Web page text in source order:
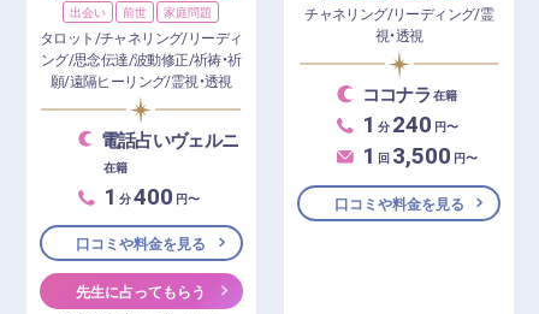
出会い
前世 家庭問題
タロット/チャネリング/リーディ
ング/思念伝達/波動修正/祈祷・祈
願/遠隔ヒーリング/霊視・透視
電話占いヴェルニ
在籍
1 分400 円〜
口コミや料金を見る
先生に占ってもらう
チャネリング/リーディング/霊
視・透視
ココナラ 在籍
1 分 240 円〜
1 回 3,500 円〜
口コミや料金を見る